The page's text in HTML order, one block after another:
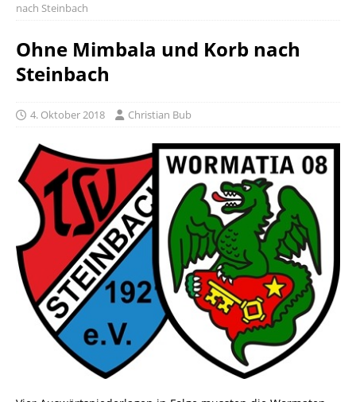
nach Steinbach
Ohne Mimbala und Korb nach
Steinbach
4. Oktober 2018 Christian Bub